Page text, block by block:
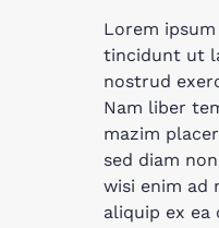
Lorem
tincidunt ut
nostrud
Nam liber
mazim
sed diam
wisi enim ad
aliquip ex ea